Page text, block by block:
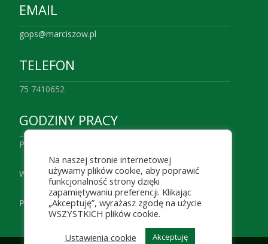
EMAIL
gops@marciszow.pl
TELEFON
75 7410652
GODZINY PRACY
Poniedziałek 7:00 – 16.00
Wtorek– Czwartek 7:30 – 15:00
Piątek 7:00 – 14:00
Na naszej stronie internetowej
używamy plików cookie, aby poprawić
funkcjonalność strony dzięki
zapamiętywaniu preferencji. Klikając
„Akceptuję”, wyrażasz zgodę na użycie
WSZYSTKICH plików cookie.
Ustawienia cookie
Akceptuję